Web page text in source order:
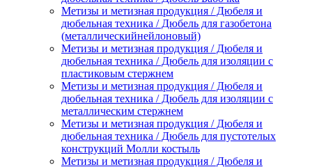
Метизы и метизная продукция / Дюбеля и
дюбельная техника / Дюбель для газобетона
(металлическийнейлоновый)
Метизы и метизная продукция / Дюбеля и
дюбельная техника / Дюбель для изоляции с
пластиковым стержнем
Метизы и метизная продукция / Дюбеля и
дюбельная техника / Дюбель для изоляции с
металлическим стержнем
Метизы и метизная продукция / Дюбеля и
дюбельная техника / Дюбель для пустотелых
конструкций Молли костыль
Метизы и метизная продукция / Дюбеля и